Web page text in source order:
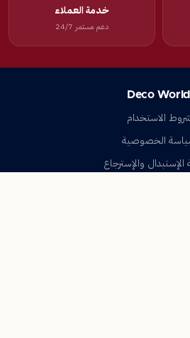
خدمة العملاء
دعم مستمر 24/7
Deco World
شروط الاستخدام
الخصوصية
والإسترجاع